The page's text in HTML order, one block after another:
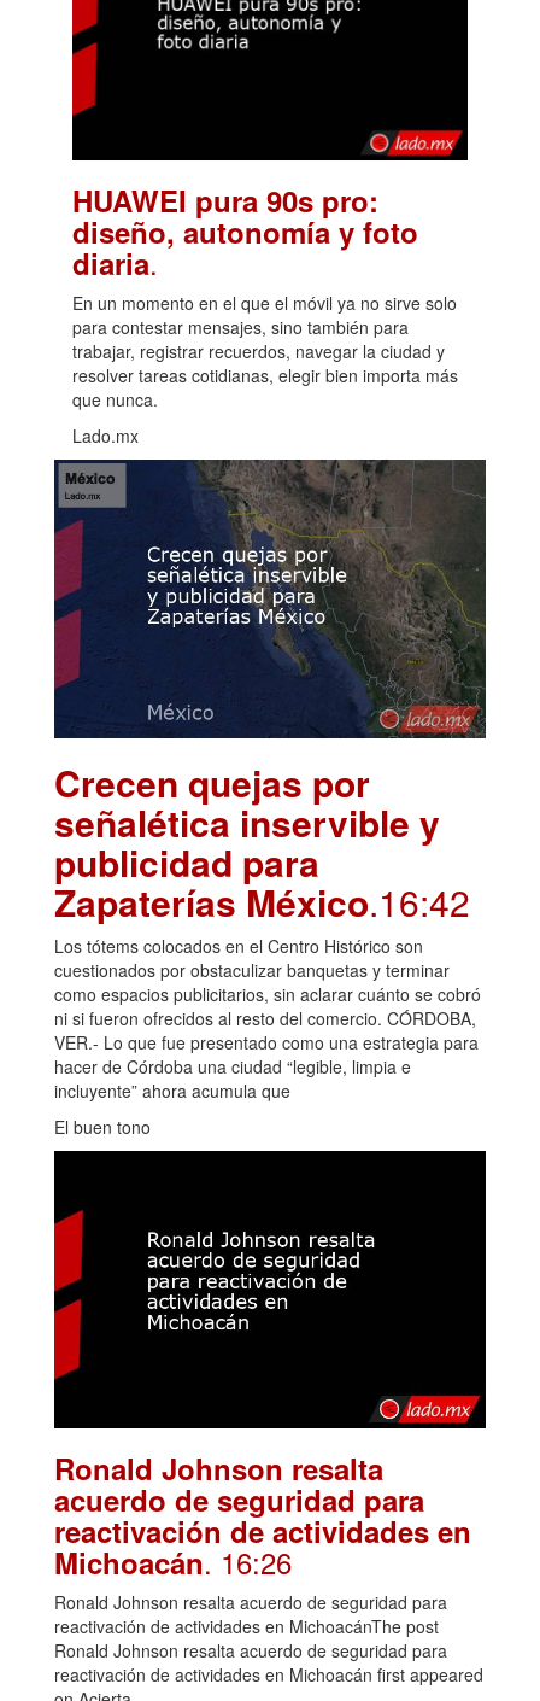
HUAWEI pura 90s pro:
diseño, autonomía y foto
diaria.
En un momento en el que el móvil ya no sirve solo
para contestar mensajes, sino también para
trabajar, registrar recuerdos, navegar la ciudad y
resolver tareas cotidianas, elegir bien importa más
que nunca.
Lado.mx
Crecen quejas por
señalética inservible y
publicidad para
Zapaterías México.16:42
Los tótems colocados en el Centro Histórico son
cuestionados por obstaculizar banquetas y terminar
como espacios publicitarios, sin aclarar cuánto se cobró
ni si fueron ofrecidos al resto del comercio. CÓRDOBA,
VER.- Lo que fue presentado como una estrategia para
hacer de Córdoba una ciudad “legible, limpia e
incluyente” ahora acumula que
El buen tono
Ronald Johnson resalta
acuerdo de seguridad para
reactivación de actividades en
Michoacán. 16:26
Ronald Johnson resalta acuerdo de seguridad para
reactivación de actividades en MichoacánThe post
Ronald Johnson resalta acuerdo de seguridad para
reactivación de actividades en Michoacán first appeared